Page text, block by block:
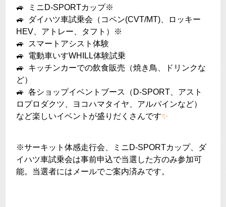
🚙 ミニD-SPORTカップ※
🚙 ダイハツ車試乗会（コペン(CVT/MT)、ロッキー
HEV、アトレー、 タフト ）※
🚙 スマートアシスト体験
🚙 電動車いすWHILL体験試乗
🚙 キッチンカーでの飲食販売（焼き鳥、ドリンクな
ど）
🚙 各ショップイベントブース（D-SPORT、アスト
ロプロダクツ、ヨコハマタイヤ、アルパインなど）
など楽しいイベントが盛りだくさんです✨
※サーキット体感走行会、 ミニD-SPORTカップ、 ダ
イハツ車試乗会は事前申込で当選した方のみ参加可
能。当選者にはメールでご案内済みです。